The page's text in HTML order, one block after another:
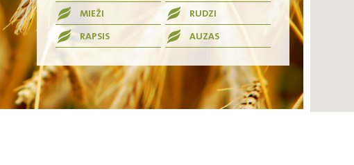
MIEŽI
RUDZI
RAPSIS
AUZAS